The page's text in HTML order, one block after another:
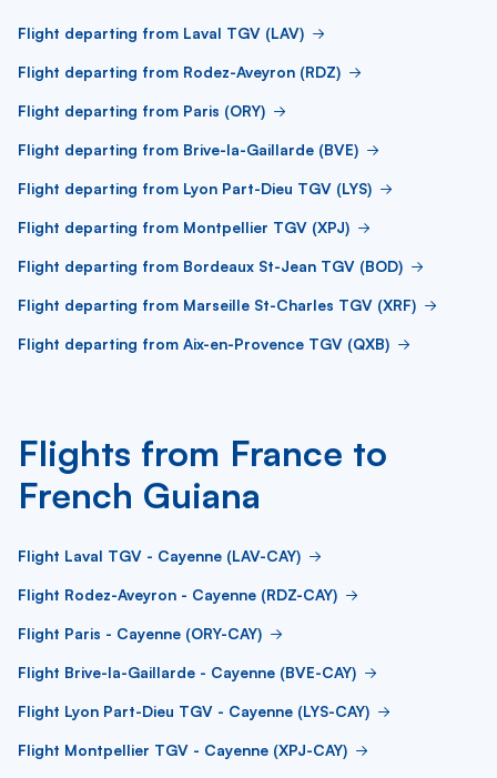
Flight departing from Laval TGV (LAV)
Flight departing from Rodez-Aveyron (RDZ)
Flight departing from Paris (ORY)
Flight departing from Brive-la-Gaillarde (BVE)
Flight departing from Lyon Part-Dieu TGV (LYS)
Flight departing from Montpellier TGV (XPJ)
Flight departing from Bordeaux St-Jean TGV (BOD)
Flight departing from Marseille St-Charles TGV (XRF)
Flight departing from Aix-en-Provence TGV (QXB)
Flights from France to
French Guiana
Flight Laval TGV - Cayenne (LAV-CAY)
Flight Rodez-Aveyron - Cayenne (RDZ-CAY)
Flight Paris - Cayenne (ORY-CAY)
Flight Brive-la-Gaillarde - Cayenne (BVE-CAY)
Flight Lyon Part-Dieu TGV - Cayenne (LYS-CAY)
Flight Montpellier TGV - Cayenne (XPJ-CAY)